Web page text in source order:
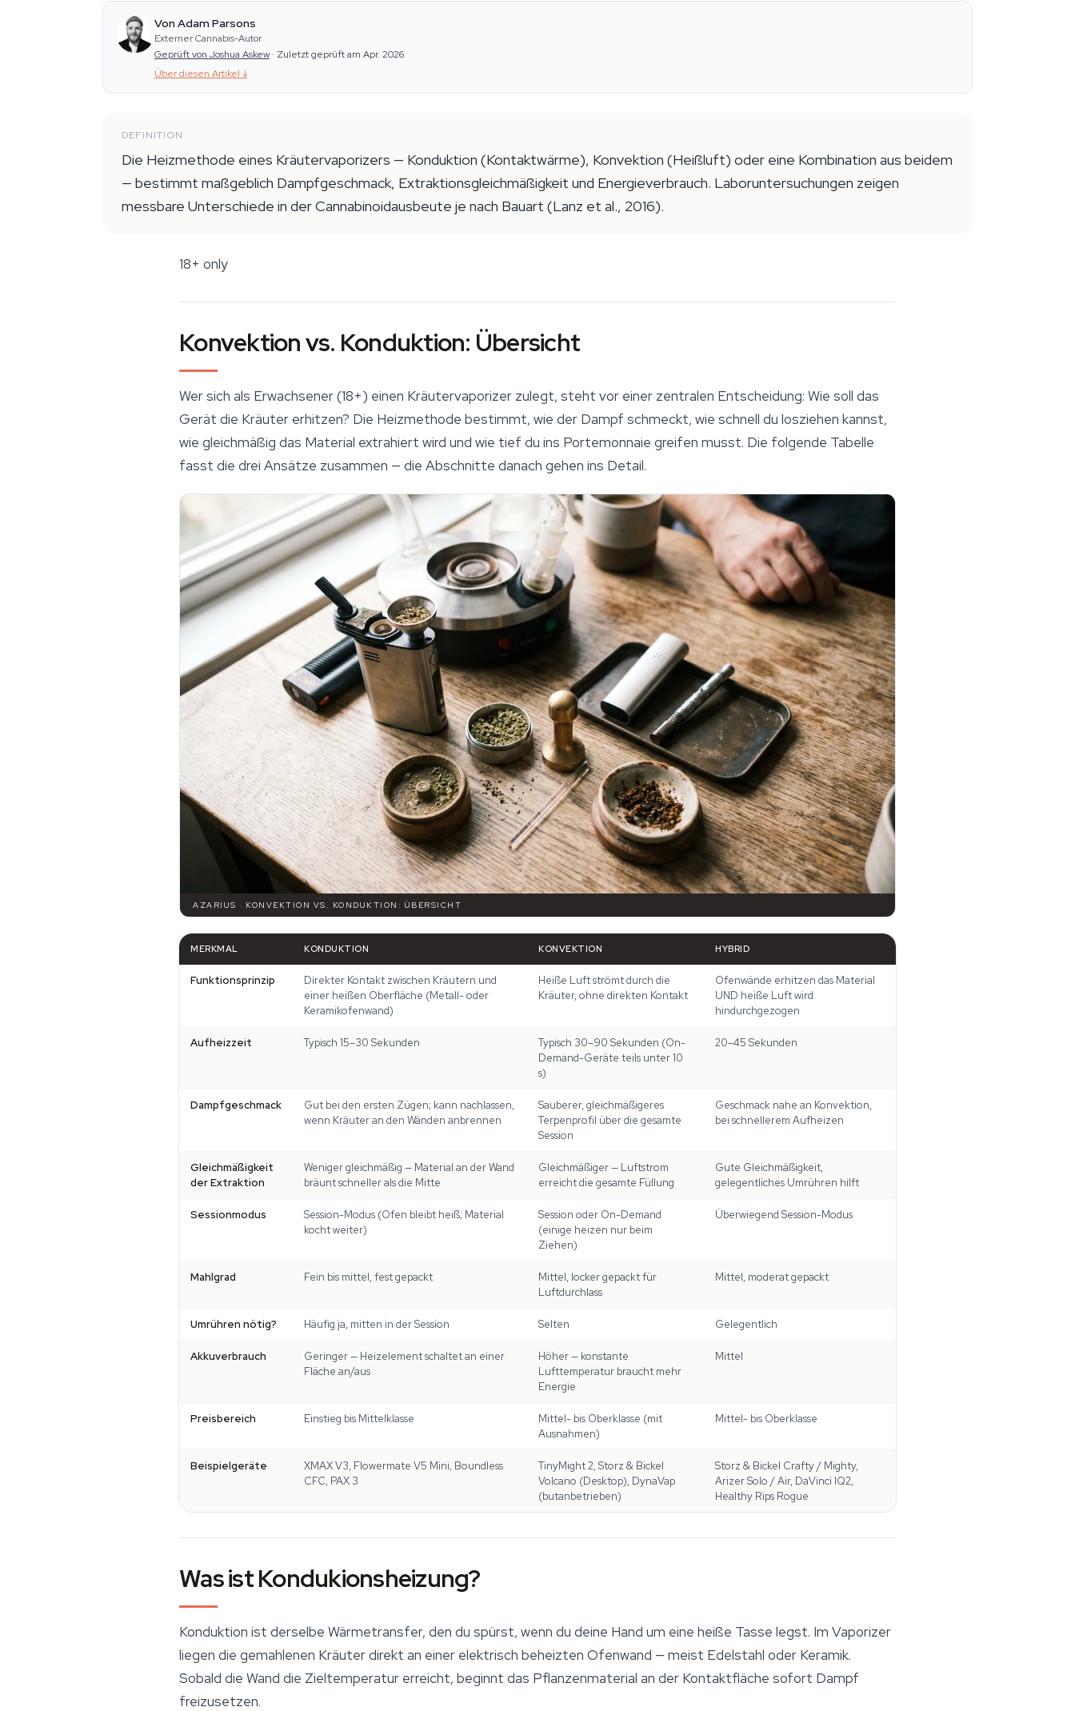
Von Adam Parsons
Externer Cannabis-Autor
Geprüft von Joshua Askew · Zuletzt geprüft am Apr. 2026
Über diesen Artikel ↓
DEFINITION
Die Heizmethode eines Kräutervaporizers — Konduktion (Kontaktwärme), Konvektion (Heißluft) oder eine Kombination aus beidem
— bestimmt maßgeblich Dampfgeschmack, Extraktionsgleichmäßigkeit und Energieverbrauch. Laboruntersuchungen zeigen
messbare Unterschiede in der Cannabinoidausbeute je nach Bauart (Lanz et al., 2016).
18+ only
Konvektion vs. Konduktion: Übersicht
Wer sich als Erwachsener (18+) einen Kräutervaporizer zulegt, steht vor einer zentralen Entscheidung: Wie soll das
Gerät die Kräuter erhitzen? Die Heizmethode bestimmt, wie der Dampf schmeckt, wie schnell du losziehen kannst,
wie gleichmäßig das Material extrahiert wird und wie tief du ins Portemonnaie greifen musst. Die folgende Tabelle
fasst die drei Ansätze zusammen — die Abschnitte danach gehen ins Detail.
AZARIUS · KONVEKTION VS. KONDUKTION: ÜBERSICHT
MERKMAL KONDUKTION KONVEKTION HYBRID
Funktionsprinzip
Direkter Kontakt zwischen Kräutern und
einer heißen Oberfläche (Metall- oder
Keramikofenwand)
Heiße Luft strömt durch die
Kräuter, ohne direkten Kontakt
Ofenwände erhitzen das Material
UND heiße Luft wird
hindurchgezogen
Aufheizzeit Typisch 15–30 Sekunden
Typisch 30–90 Sekunden (On-
Demand-Geräte teils unter 10
s)
20–45 Sekunden
Dampfgeschmack
Gut bei den ersten Zügen; kann nachlassen,
wenn Kräuter an den Wänden anbrennen
Sauberer, gleichmäßigeres
Terpenprofil über die gesamte
Session
Geschmack nahe an Konvektion,
bei schnellerem Aufheizen
Gleichmäßigkeit
der Extraktion
Weniger gleichmäßig — Material an der Wand
bräunt schneller als die Mitte
Gleichmäßiger — Luftstrom
erreicht die gesamte Füllung
Gute Gleichmäßigkeit,
gelegentliches Umrühren hilft
Sessionmodus
Session-Modus (Ofen bleibt heiß; Material
kocht weiter)
Session oder On-Demand
(einige heizen nur beim
Ziehen)
Überwiegend Session-Modus
Mahlgrad Fein bis mittel, fest gepackt
Mittel, locker gepackt für
Luftdurchlass
Mittel, moderat gepackt
Umrühren nötig? Häufig ja, mitten in der Session Selten Gelegentlich
Akkuverbrauch
Geringer — Heizelement schaltet an einer
Fläche an/aus
Höher — konstante
Lufttemperatur braucht mehr
Energie
Mittel
Preisbereich Einstieg bis Mittelklasse
Mittel- bis Oberklasse (mit
Ausnahmen)
Mittel- bis Oberklasse
Beispielgeräte
XMAX V3, Flowermate V5 Mini, Boundless
CFC, PAX 3
TinyMight 2, Storz & Bickel
Volcano (Desktop), DynaVap
(butanbetrieben)
Storz & Bickel Crafty / Mighty,
Arizer Solo / Air, DaVinci IQ2,
Healthy Rips Rogue
Was ist Kondukionsheizung?
Konduktion ist derselbe Wärmetransfer, den du spürst, wenn du deine Hand um eine heiße Tasse legst. Im Vaporizer
liegen die gemahlenen Kräuter direkt an einer elektrisch beheizten Ofenwand — meist Edelstahl oder Keramik.
Sobald die Wand die Zieltemperatur erreicht, beginnt das Pflanzenmaterial an der Kontaktfläche sofort Dampf
freizusetzen.